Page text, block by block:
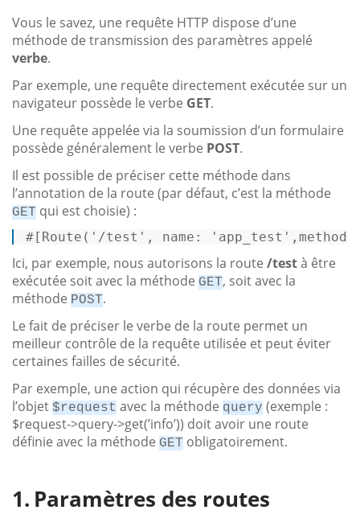
Vous le savez, une requête HTTP dispose d’une
méthode de transmission des paramètres appelé
verbe.
Par exemple, une requête directement exécutée sur un
navigateur possède le verbe GET.
Une requête appelée via la soumission d’un formulaire
possède généralement le verbe POST.
Il est possible de préciser cette méthode dans
l’annotation de la route (par défaut, c’est la méthode
GET qui est choisie) :
#[Route ( '/test' , name : 'app_test' , methods
Ici, par exemple, nous autorisons la route /testà être
exécutée soit avec la méthode GET, soit avec la
méthode POST.
Le fait de préciser le verbe de la route permet un
meilleur contrôle de la requête utilisée et peut éviter
certaines failles de sécurité.
Par exemple, une action qui récupère des données via
l’objet $request avec la méthode query (exemple :
$request->query->get(’info’)) doit avoir une route
définie avec la méthode GET obligatoirement.
Paramètres des routes